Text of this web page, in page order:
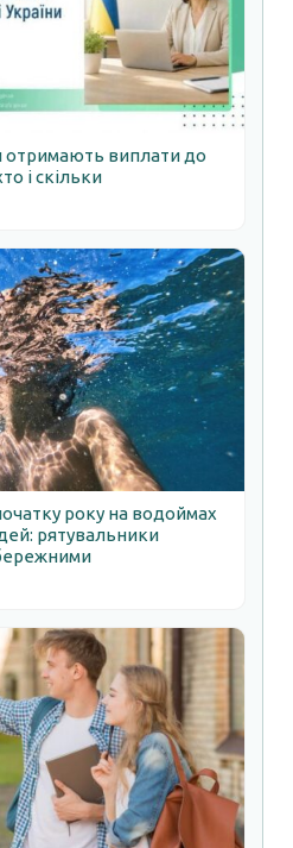
виплати до
і скільки
року на водоймах
рятувальники